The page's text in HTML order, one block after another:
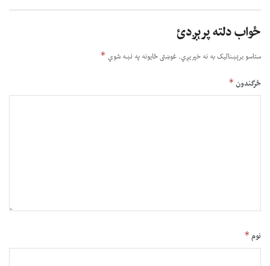
ځواب دلته پرېږدئ
ستاسو برېښناليک به نه خپريږي.غوښتى ځایونه په نښه شوي *
څرگندون*
نوم*